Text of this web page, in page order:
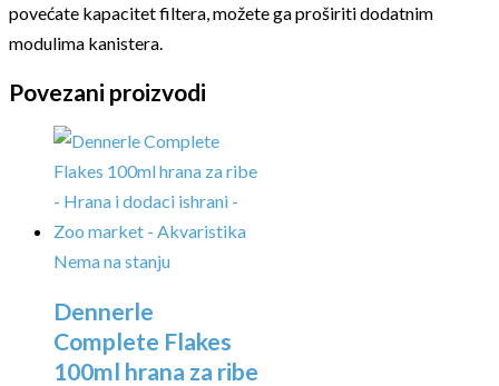
povećate kapacitet filtera, možete ga proširiti dodatnim
modulima kanistera.
Povezani proizvodi
Nema na stanju
Dennerle
Complete Flakes
100ml hrana za ribe